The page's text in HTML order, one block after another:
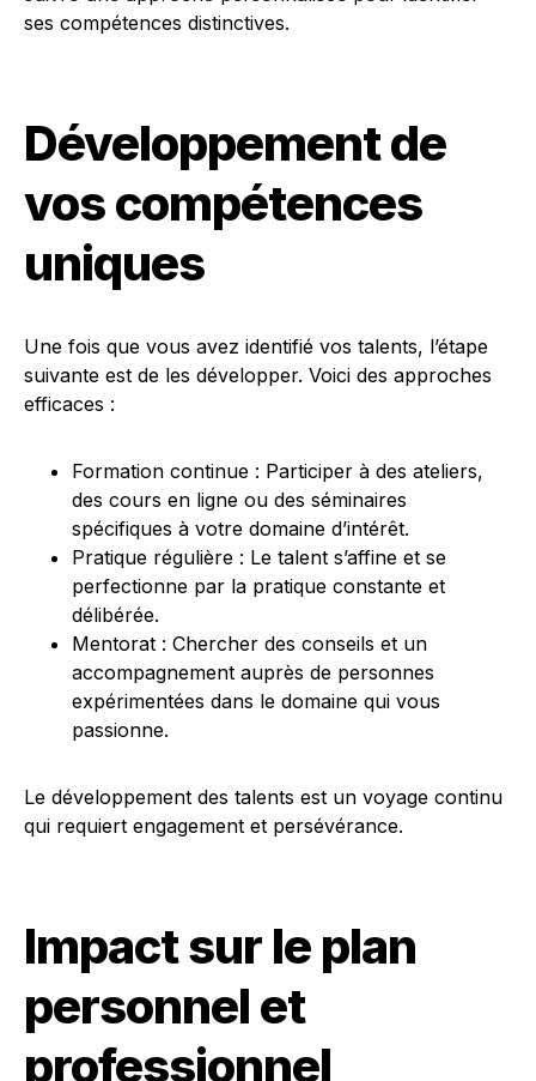
ses compétences distinctives.
Développement de
vos compétences
uniques
Une fois que vous avez identifié vos talents, l’étape
suivante est de les développer. Voici des approches
efficaces :
Formation continue : Participer à des ateliers,
des cours en ligne ou des séminaires
spécifiques à votre domaine d’intérêt.
Pratique régulière : Le talent s’affine et se
perfectionne par la pratique constante et
délibérée.
Mentorat : Chercher des conseils et un
accompagnement auprès de personnes
expérimentées dans le domaine qui vous
passionne.
Le développement des talents est un voyage continu
qui requiert engagement et persévérance.
Impact sur le plan
personnel et
professionnel